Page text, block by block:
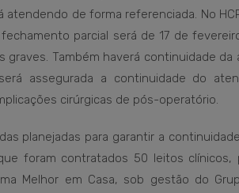
atendendo de forma referenciada. No
parcial será de 17 de
graves. Também haverá continuidade
assegurada a continuidade do
cirúrgicas de pós-operatório.
planejadas para garantir a
foram contratados 50 leitos
Melhor em Casa, sob gestão do